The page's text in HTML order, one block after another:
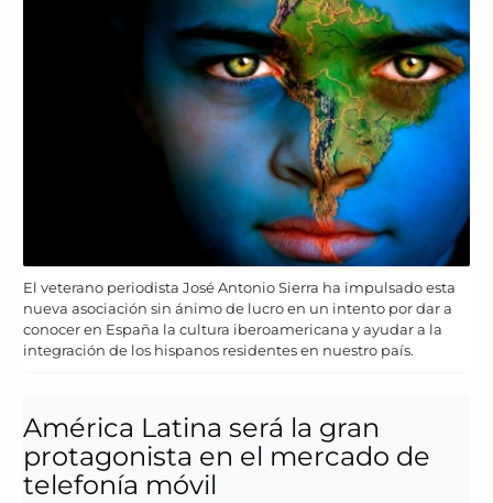
El veterano periodista José Antonio Sierra ha impulsado esta
nueva asociación sin ánimo de lucro en un intento por dar a
conocer en España la cultura iberoamericana y ayudar a la
integración de los hispanos residentes en nuestro país.
América Latina será la gran
protagonista en el mercado de
telefonía móvil